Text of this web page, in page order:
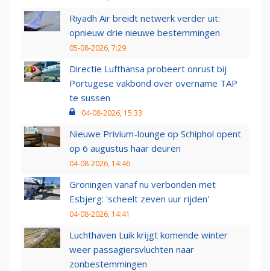
Riyadh Air breidt netwerk verder uit:
opnieuw drie nieuwe bestemmingen
05-08-2026, 7:29
Directie Lufthansa probeert onrust bij
Portugese vakbond over overname TAP
te sussen
04-08-2026, 15:33
Nieuwe Privium-lounge op Schiphol opent
op 6 augustus haar deuren
04-08-2026, 14:46
Groningen vanaf nu verbonden met
Esbjerg: 'scheelt zeven uur rijden'
04-08-2026, 14:41
Luchthaven Luik krijgt komende winter
weer passagiersvluchten naar
zonbestemmingen